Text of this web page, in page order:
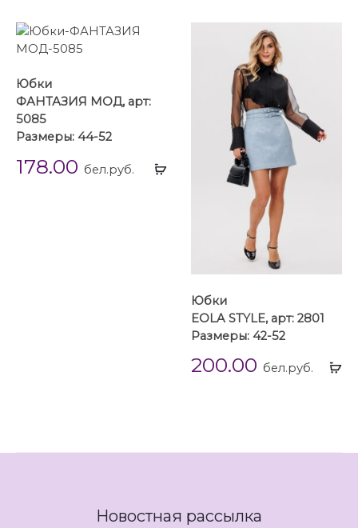
Выбрать
Юбки
ФАНТАЗИЯ МОД, арт:
5085
Размеры: 44-52
178.00 бел.руб.
Юбки
EOLA STYLE, арт: 2801
Размеры: 42-52
200.00 бел.руб.
Новостная рассылка